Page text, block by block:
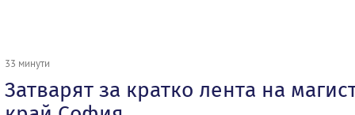
33 минути
Затварят за кратко лента на